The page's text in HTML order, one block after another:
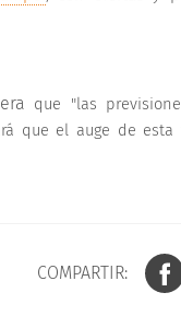
que
"las
que el auge de
COMPARTIR: